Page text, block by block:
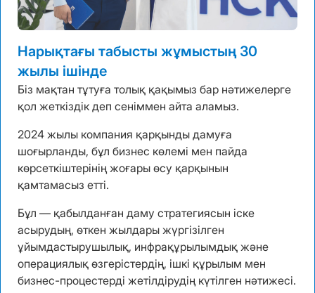
Нарықтағы табысты жұмыстың 30
жылы ішінде
Біз мақтан тұтуға толық қақымыз бар нәтижелерге
қол жеткіздік деп сеніммен айта аламыз.
2024 жылы компания қарқынды дамуға
шоғырланды, бұл бизнес көлемі мен пайда
көрсеткіштерінің жоғары өсу қарқынын
қамтамасыз етті.
Бұл — қабылданған даму стратегиясын іске
асырудың, өткен жылдары жүргізілген
ұйымдастырушылық, инфрақұрылымдық және
операциялық өзгерістердің, ішкі құрылым мен
бизнес-процестерді жетілдірудің күтілген нәтижесі.